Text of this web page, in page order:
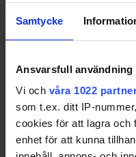
Samtycke
Ansvarsfull
Vi och våra 1022
som t.ex. ditt IP-
cookies för att lagra och
enhet för att kunna